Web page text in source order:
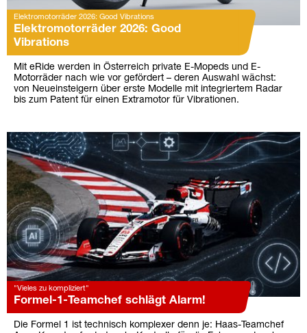
Elektromotorräder 2026: Good Vibrations
Elektromotorräder 2026: Good
Vibrations
Mit eRide werden in Österreich private E-Mopeds und E-
Motorräder nach wie vor gefördert – deren Auswahl wächst:
von Neueinsteigern über erste Modelle mit integriertem Radar
bis zum Patent für einen Extramotor für Vibrationen.
"Vieles zu kompliziert"
Formel-1-Teamchef schlägt Alarm!
Die Formel 1 ist technisch komplexer denn je: Haas-Teamchef